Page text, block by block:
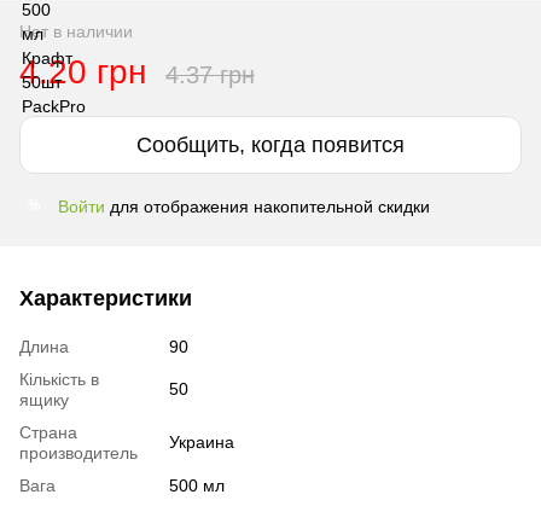
Нет в наличии
4.20 грн 4.37 грн
Сообщить, когда появится
Войти для отображения накопительной скидки
Характеристики
Длина
90
Кількість в
ящику
50
Страна
производитель
Украина
Вага
500 мл